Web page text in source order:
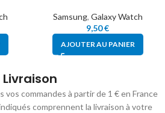
Samsung, Galaxy Watch
9,50€
AJOUTER AU PANIER
Livraison
commandes à partir de 1 € en France
comprennent la livraison à votre